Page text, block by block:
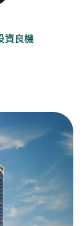
資良機